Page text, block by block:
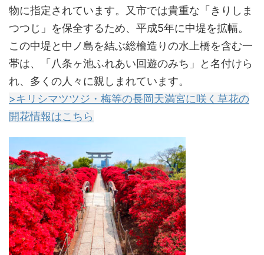
物に指定されています。又市では貴重な「きりしま
つつじ」を保全するため、平成5年に中堤を拡幅。
この中堤と中ノ島を結ぶ総檜造りの水上橋を含む一
帯は、「八条ヶ池ふれあい回遊のみち」と名付けら
れ、多くの人々に親しまれています。
>キリシマツツジ・梅等の長岡天満宮に咲く草花の
開花情報はこちら